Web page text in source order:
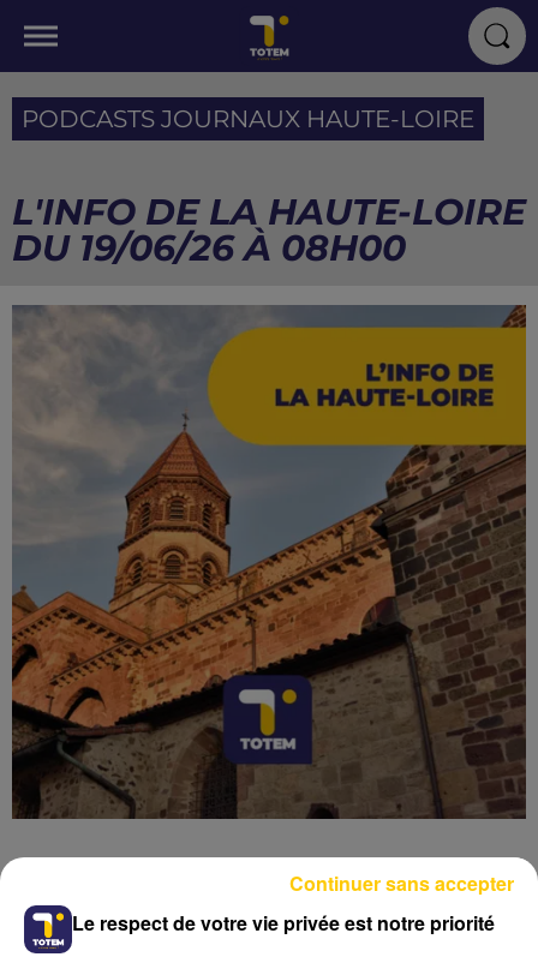
PODCASTS JOURNAUX HAUTE-LOIRE
L'INFO DE LA HAUTE-LOIRE
DU 19/06/26 À 08H00
Le respect de votre vie privée est notre priorité
Continuer sans accepter